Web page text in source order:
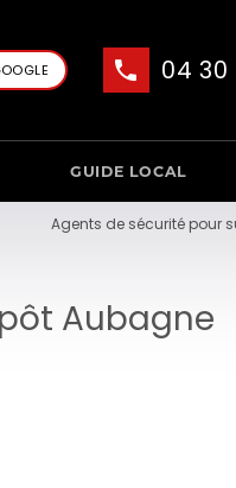
04 30
GUIDE LOCAL
Agents de sécurité pour
Aubagne